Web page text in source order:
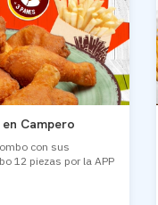
Campero
con sus
12 piezas por la APP